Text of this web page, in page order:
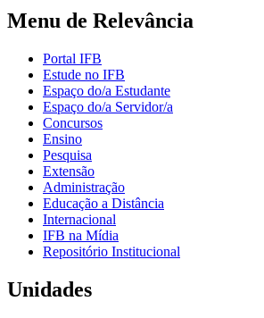
Menu de Relevância
Portal IFB
Estude no IFB
Espaço do/a Estudante
Espaço do/a Servidor/a
Concursos
Ensino
Pesquisa
Extensão
Administração
Educação a Distância
Internacional
IFB na Mídia
Repositório Institucional
Unidades